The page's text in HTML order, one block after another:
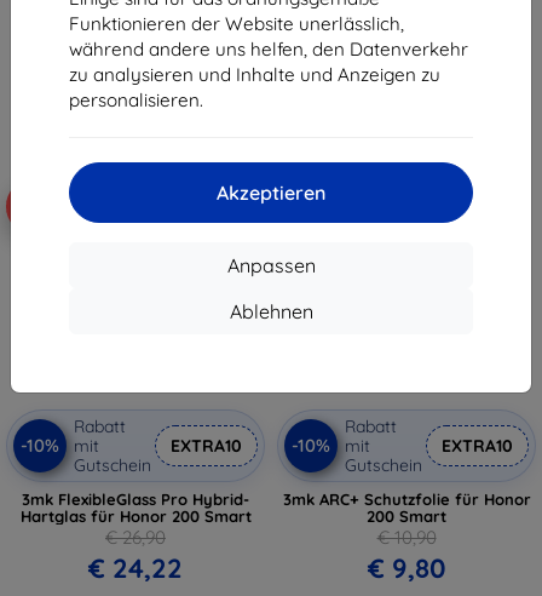
Funktionieren der Website unerlässlich,
während andere uns helfen, den Datenverkehr
zu analysieren und Inhalte und Anzeigen zu
personalisieren.
Akzeptieren
Anpassen
Ablehnen
€ 12,50
Auf Lager > 5 Stk.
€ 8,02
Auf Lager 1 Stk.
-10%
Rabatt
mit
Gutschein
EXTRA10
3mk FlexibleGlass Pro Hybrid-
Hartglas für Honor 200 Smart
€ 26,90
€ 24,22
-10%
-10%
Rabatt
mit
Gutschein
EXTRA10
3mk ARC+ Schutzfolie für Honor
200 Smart
€ 10,90
€ 9,80